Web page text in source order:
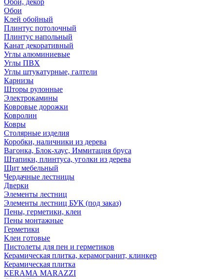
Обои, декор
Обои
Клей обойный
Плинтус потолочный
Плинтус напольный
Канат декоративный
Углы алюминиевые
Углы ПВХ
Углы штукатурные, галтели
Карнизы
Шторы рулонные
Электрокамины
Ковровые дорожки
Ковролин
Ковры
Столярные изделия
Коробки, наличники из дерева
Вагонка, Блок-хаус, Иммитация бруса
Штапики, плинтуса, уголки из дерева
Щит мебельный
Чердачные лестницы
Дверки
Элементы лестниц
Элементы лестниц БУК (под заказ)
Пены, герметики, клеи
Пены монтажные
Герметики
Клеи готовые
Пистолеты для пен и герметиков
Керамическая плитка, керамогранит, клинкер
Керамическая плитка
КЕRАМА MARAZZI